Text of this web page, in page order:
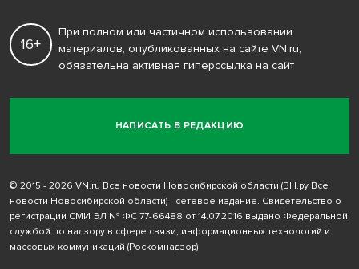
НАПИСАТЬ В РЕДАКЦИЮ
16+
При полном или частичном использовании
материалов, опубликованных на сайте VN.ru,
обязательна активная гиперссылка на сайт
© 2015 - 2026 VN.ru Все новости Новосибирской области (ВН.ру Все
новости Новосибирской области) - сетевое издание. Свидетельство о
регистрации СМИ ЭЛ № ФС 77-66488 от 14.07.2016 выдано Федеральной
службой по надзору в сфере связи, информационных технологий и
массовых коммуникаций (Роскомнадзор)